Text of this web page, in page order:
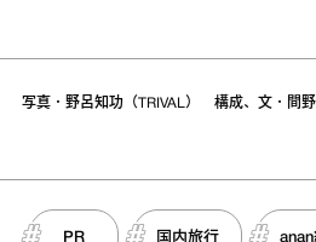
写真・野呂知功（TRIVAL） 構成、文・間
PR 国内旅行